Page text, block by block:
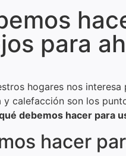
para
hogares nos
y calefacción son los
debemos hacer para
hacer